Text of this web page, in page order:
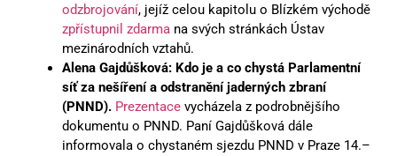
odzbrojování, jejíž celou kapitolu o Blízkém východě
zpřístupnil zdarma na svých stránkách Ústav
mezinárodních vztahů.
Alena Gajdůšková: Kdo je a co chystá Parlamentní
síť za nešíření a odstranění jaderných zbraní
(PNND). Prezentace vycházela z podrobnějšího
dokumentu o PNND. Paní Gajdůšková dále
informovala o chystaném sjezdu PNND v Praze 14.–